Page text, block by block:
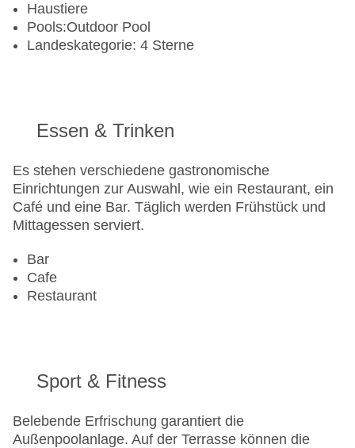
Haustiere
Pools:Outdoor Pool
Landeskategorie: 4 Sterne
Essen & Trinken
Es stehen verschiedene gastronomische
Einrichtungen zur Auswahl, wie ein Restaurant, ein
Café und eine Bar. Täglich werden Frühstück und
Mittagessen serviert.
Bar
Cafe
Restaurant
Sport & Fitness
Belebende Erfrischung garantiert die
Außenpoolanlage. Auf der Terrasse können die